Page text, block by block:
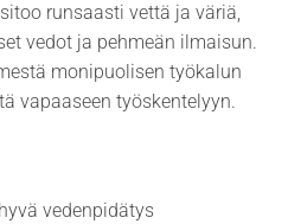
runsaasti vettä ja väriä,
vedot ja pehmeän ilmaisun.
monipuolisen työkalun
vapaaseen työskentelyyn.
vedenpidätys